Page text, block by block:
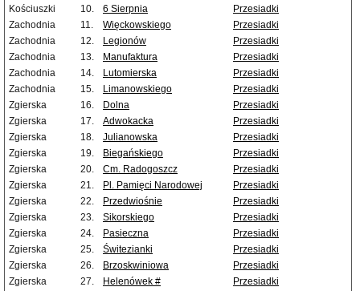
Kościuszki
10. 6 Sierpnia
Przesiadki
Zachodnia
11. Więckowskiego
Przesiadki
Zachodnia
12. Legionów
Przesiadki
Zachodnia
13. Manufaktura
Przesiadki
Zachodnia
14. Lutomierska
Przesiadki
Zachodnia
15. Limanowskiego
Przesiadki
Zgierska
16. Dolna
Przesiadki
Zgierska
17. Adwokacka
Przesiadki
Zgierska
18. Julianowska
Przesiadki
Zgierska
19. Biegańskiego
Przesiadki
Zgierska
20. Cm. Radogoszcz
Przesiadki
Zgierska
21. Pl. Pamięci Narodowej
Przesiadki
Zgierska
22. Przedwiośnie
Przesiadki
Zgierska
23. Sikorskiego
Przesiadki
Zgierska
24. Pasieczna
Przesiadki
Zgierska
25. Świtezianki
Przesiadki
Zgierska
26. Brzoskwiniowa
Przesiadki
Zgierska
27. Helenówek #
Przesiadki